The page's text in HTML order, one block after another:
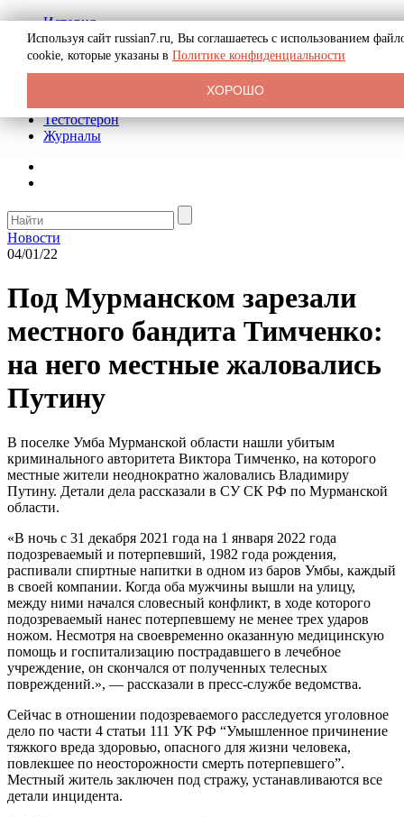
История
Биография
Криминал
Реклама на сайте
Тестостерон
Журналы
Новости
04/01/22
Под Мурманском зарезали
местного бандита Тимченко:
на него местные жаловались
Путину
В поселке Умба Мурманской области нашли убитым
криминального авторитета Виктора Тимченко, на которого
местные жители неоднократно жаловались Владимиру
Путину. Детали дела рассказали в СУ СК РФ по Мурманской
области.
«В ночь с 31 декабря 2021 года на 1 января 2022 года
подозреваемый и потерпевший, 1982 года рождения,
распивали спиртные напитки в одном из баров Умбы, каждый
в своей компании. Когда оба мужчины вышли на улицу,
между ними начался словесный конфликт, в ходе которого
подозреваемый нанес потерпевшему не менее трех ударов
ножом. Несмотря на своевременно оказанную медицинскую
помощь и госпитализацию пострадавшего в лечебное
учреждение, он скончался от полученных телесных
повреждений.»‎‎, — рассказали в пресс-службе ведомства.
Сейчас в отношении подозреваемого расследуется уголовное
дело по части 4 статьи 111 УК РФ “Умышленное причинение
тяжкого вреда здоровью, опасного для жизни человека,
повлекшее по неосторожности смерть потерпевшего”.
Местный житель заключен под стражу, устанавливаются все
детали инцидента.
Используя сайт russian7.ru, Вы соглашаетесь с использованием
cookie, которые указаны в Политике конфиденциальности
ХОРОШО